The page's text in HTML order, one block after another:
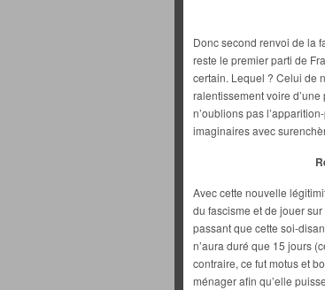
Donc second renvoi de la
reste le premier parti de
certain. Lequel ? Celui de
ralentissement voire
n’oublions pas
imaginaires avec
Avec cette nouvelle
du fascisme et de jouer
passant que cette soi-
n’aura duré que 15 jours
contraire, ce fut motus et
ménager afin qu’elle